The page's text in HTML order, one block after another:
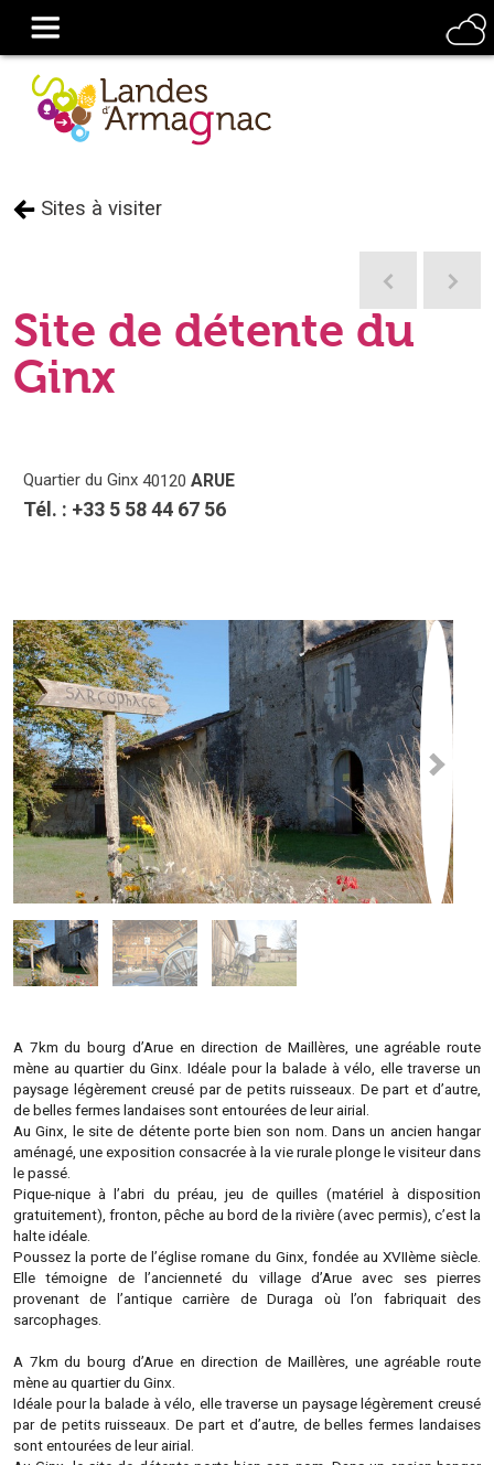
Sites à visiter
Site de détente du
Ginx
Quartier du Ginx 40120 ARUE
Tél. : +33 5 58 44 67 56
A 7km du bourg d’Arue en direction de Maillères, une agréable route
mène au quartier du Ginx. Idéale pour la balade à vélo, elle traverse un
paysage légèrement creusé par de petits ruisseaux. De part et d’autre,
de belles fermes landaises sont entourées de leur airial.
Au Ginx, le site de détente porte bien son nom. Dans un ancien hangar
aménagé, une exposition consacrée à la vie rurale plonge le visiteur dans
le passé.
Pique-nique à l’abri du préau, jeu de quilles (matériel à disposition
gratuitement), fronton, pêche au bord de la rivière (avec permis), c’est la
halte idéale.
Poussez la porte de l’église romane du Ginx, fondée au XVIIème siècle.
Elle témoigne de l’ancienneté du village d’Arue avec ses pierres
provenant de l’antique carrière de Duraga où l’on fabriquait des
sarcophages.
A 7km du bourg d’Arue en direction de Maillères, une agréable route
mène au quartier du Ginx.
Idéale pour la balade à vélo, elle traverse un paysage légèrement creusé
par de petits ruisseaux. De part et d’autre, de belles fermes landaises
sont entourées de leur airial.